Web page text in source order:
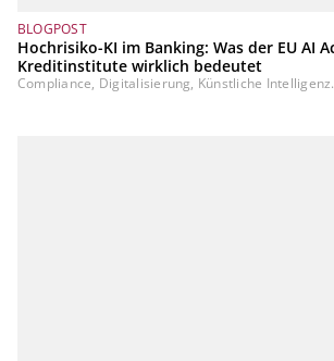
BLOGPOST
Hochrisiko-KI im Banking: Was der EU AI
Kreditinstitute wirklich bedeutet
Compliance, Digitalisierung, Künstliche